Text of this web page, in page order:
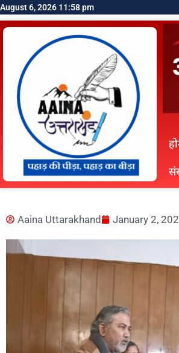
August 6, 2026 11:58 pm
Aaina Uttarakhand January 2,